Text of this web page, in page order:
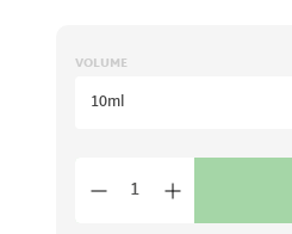
VOLUME
10ml